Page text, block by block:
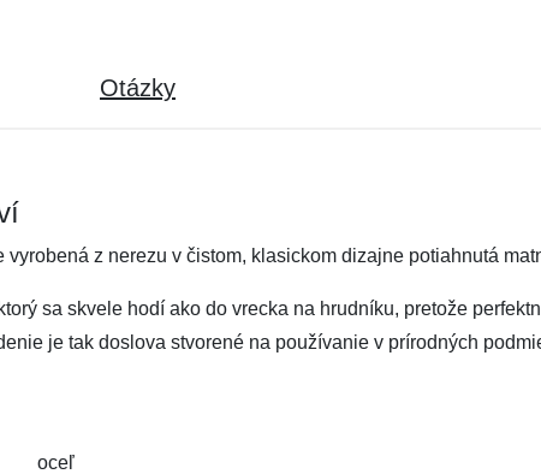
Otázky
z nerezu v čistom, klasickom dizajne potiahnutá
sa skvele hodí ako do vrecka na hrudníku, pretože
je tak doslova stvorené na používanie v prírodných
oceľ